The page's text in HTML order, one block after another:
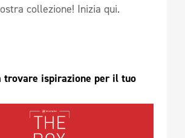
collezione! Inizia qui.
trovare ispirazione per il tuo